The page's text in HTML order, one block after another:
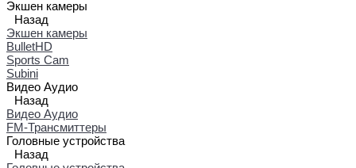
Экшен камеры
Назад
Экшен камеры
BulletHD
Sports Cam
Subini
Видео Аудио
Назад
Видео Аудио
FM-Трансмиттеры
Головные устройства
Назад